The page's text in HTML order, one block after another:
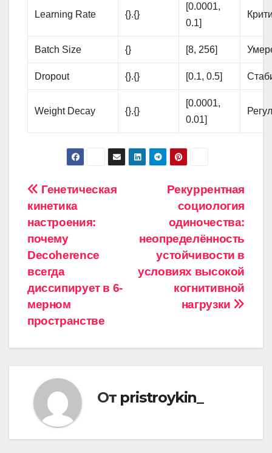
Learning Rate {}.{}
[0.0001,
0.1]
Batch Size {} [8, 256]
Dropout {}.{} [0.1, 0.5]
Weight Decay {}.{}
[0.0001,
0.01]
Навигация
по
записям
Рекуррентная
социология
одиночества:
неопределённость
устойчивости в
условиях высокой
когнитивной
нагрузки
Генетическая
кинетика
настроения:
почему
Decoherence
всегда
диссипирует в 6-
мерном
пространстве
От pristroykin_